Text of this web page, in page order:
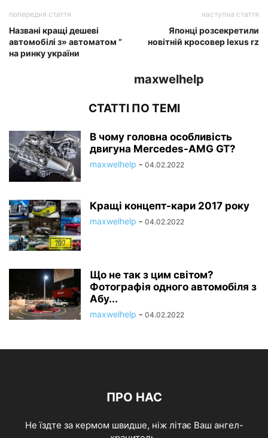
попередня стаття
Названі кращі дешеві
автомобілі з» автоматом ”
на ринку україни
наступна стаття
Японці розсекретили
новітній кросовер lexus rz
maxwelhelp
СТАТТІ ПО ТЕМІ
В чому головна особливість
двигуна Mercedes-AMG GT?
maxwelhelp - 04.02.2022
Кращі концепт-кари 2017 року
maxwelhelp - 04.02.2022
Що не так з цим світом?
Фотографія одного автомобіля з
Абу...
maxwelhelp - 04.02.2022
ПРО НАС
Не їздте за кермом швидше, ніж літає Ваш ангел-